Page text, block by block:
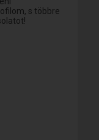
s többre